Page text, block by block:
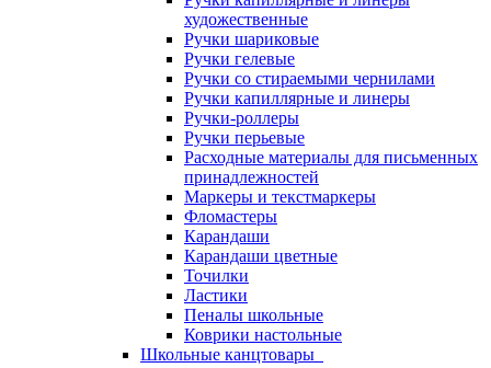
художественные
Ручки шариковые
Ручки гелевые
Ручки со стираемыми чернилами
Ручки капиллярные и линеры
Ручки-роллеры
Ручки перьевые
Расходные материалы для письменных
принадлежностей
Маркеры и текстмаркеры
Фломастеры
Карандаши
Карандаши цветные
Точилки
Ластики
Пеналы школьные
Коврики настольные
Школьные канцтовары